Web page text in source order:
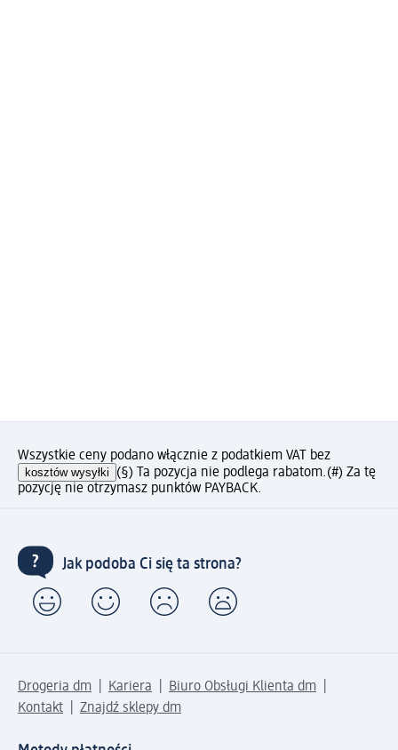
Wszystkie ceny podano włącznie z podatkiem VAT bez
kosztów wysyłki (§) Ta pozycja nie podlega rabatom.(#) Za tę
pozycję nie otrzymasz punktów PAYBACK.
Jak podoba Ci się ta strona?
Drogeria dm Kariera
Biuro Obsługi Klienta dm
Kontakt
Znajdź sklepy dm